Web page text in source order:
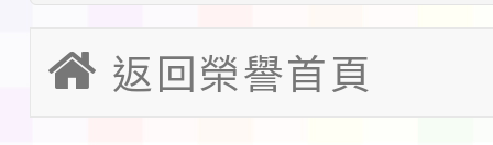
026 ART TAIPEI臺北
會」之「藝術教育日」
淨零綠領人才培育課程
檢送桃園市115學年度
返回榮譽首頁